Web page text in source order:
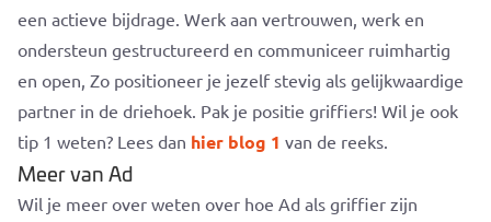
een actieve bijdrage. Werk aan vertrouwen, werk en
ondersteun gestructureerd en communiceer ruimhartig
en open, Zo positioneer je jezelf stevig als gelijkwaardige
partner in de driehoek. Pak je positie griffiers! Wil je ook
tip 1 weten? Lees dan hier blog 1 van de reeks.
Meer van Ad
Wil je meer over weten over hoe Ad als griffier zijn